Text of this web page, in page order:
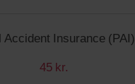
Accident Insurance (PAI)
kr.